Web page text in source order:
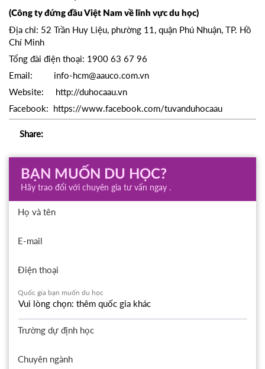
(Công ty đứng đầu Việt Nam về lĩnh vực du học)
Địa chỉ: 52 Trần Huy Liệu, phường 11, quận Phú Nhuận, TP. Hồ
Chí Minh
Tổng đài điện thoại: 1900 63 67 96
Email: info-hcm@aauco.com.vn
Website: http://duhocaau.vn
Facebook: https://www.facebook.com/tuvanduhocaau
Share:
BẠN MUỐN DU HỌC?
Hãy trao đổi với chuyên gia tư vấn ngay .
Họ và tên
E-mail
Điện thoại
Quốc gia bạn muốn du học
Trường dự định học
Chuyên ngành